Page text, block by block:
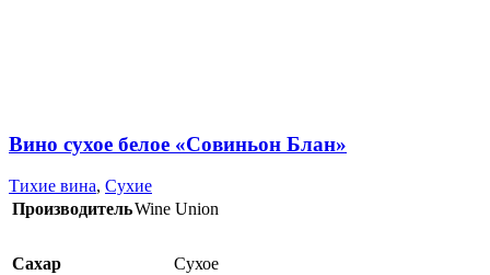
Вино сухое белое «Совиньон Блан»
Тихие вина, Сухие
ПроизводительWine Union
Сахар Сухое